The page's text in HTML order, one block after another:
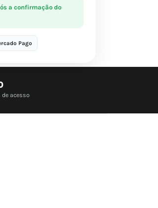
a confirmação do
Pago
acesso